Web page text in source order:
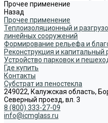
Прочее применение
Назад
Прочее применение
Теплоизоляционный и
линейных сооружений
Формирование рельефа и
Реконструкция и капитальный
Устройство парковок и
Где купить
Контакты
Субстрат из пеностекла
249022, Калужская область,
Северный проезд, вл. 3
8 (800) 333-27-09
info@icmglass.ru